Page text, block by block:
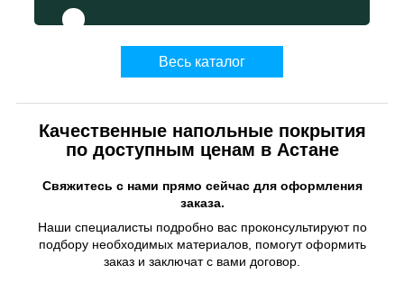
Весь каталог
Качественные напольные покрытия
по доступным ценам в Астане
Свяжитесь с нами прямо сейчас для оформления
заказа.
Наши специалисты подробно вас проконсультируют по
подбору необходимых материалов, помогут оформить
заказ и заключат с вами договор.